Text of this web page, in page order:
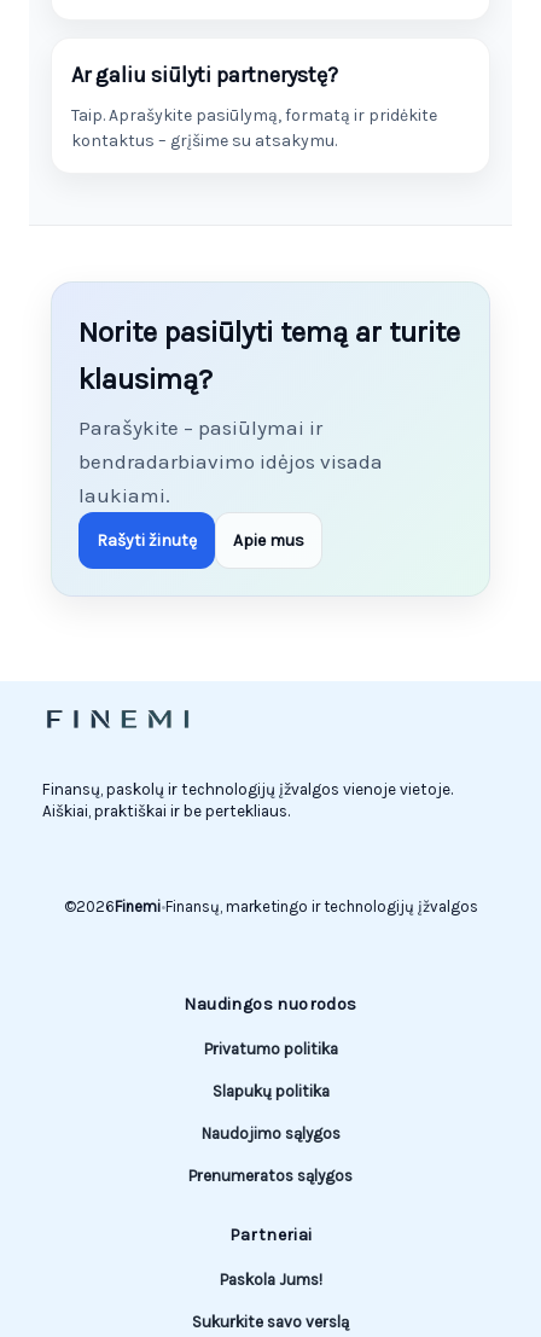
Ar galiu siūlyti partnerystę?
Taip. Aprašykite pasiūlymą, formatą ir pridėkite
kontaktus – grįšime su atsakymu.
Norite pasiūlyti temą ar turite
klausimą?
Parašykite – pasiūlymai ir
bendradarbiavimo idėjos visada
laukiami.
Rašyti žinutę Apie mus
Finansų, paskolų ir technologijų įžvalgos vienoje vietoje.
Aiškiai, praktiškai ir be pertekliaus.
©2026Finemi•Finansų, marketingo ir technologijų įžvalgos
Naudingos nuorodos
Privatumo politika
Slapukų politika
Naudojimo sąlygos
Prenumeratos sąlygos
Partneriai
Paskola Jums!
Sukurkite savo verslą